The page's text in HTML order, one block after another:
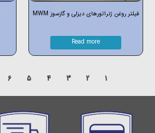
فیلتر روغن ژنراتورهای دیزلی و گازسوز MWM
Read more
1
2
3
4
5
6